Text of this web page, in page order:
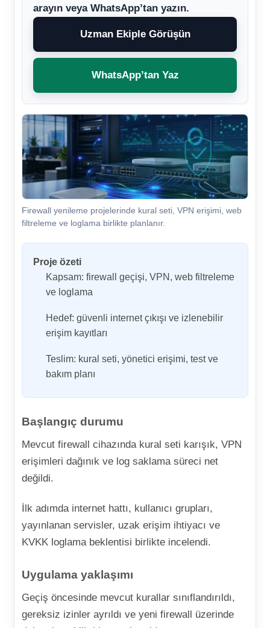
arayın veya WhatsApp’tan yazın.
Uzman Ekiple Görüşün
WhatsApp’tan Yaz
Firewall yenileme projelerinde kural seti, VPN erişimi, web
filtreleme ve loglama birlikte planlanır.
Proje özeti
Kapsam: firewall geçişi, VPN, web filtreleme
ve loglama
Hedef: güvenli internet çıkışı ve izlenebilir
erişim kayıtları
Teslim: kural seti, yönetici erişimi, test ve
bakım planı
Başlangıç durumu
Mevcut firewall cihazında kural seti karışık, VPN
erişimleri dağınık ve log saklama süreci net
değildi.
İlk adımda internet hattı, kullanıcı grupları,
yayınlanan servisler, uzak erişim ihtiyacı ve
KVKK loglama beklentisi birlikte incelendi.
Uygulama yaklaşımı
Geçiş öncesinde mevcut kurallar sınıflandırıldı,
gereksiz izinler ayrıldı ve yeni firewall üzerinde